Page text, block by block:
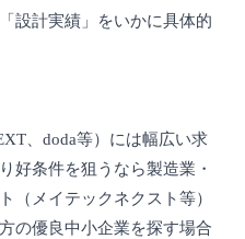
設計実績」をいかに具体的
、doda等）には幅広い求
好条件を狙うなら製造業・
（メイテックネクスト等）
の優良中小企業を探す場合